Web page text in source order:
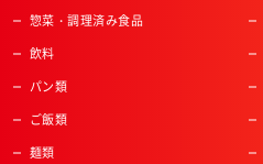
惣菜・調理済み食品
飲料
パン類
ご飯類
麺類